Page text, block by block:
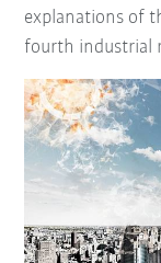
explanations of
fourth industrial